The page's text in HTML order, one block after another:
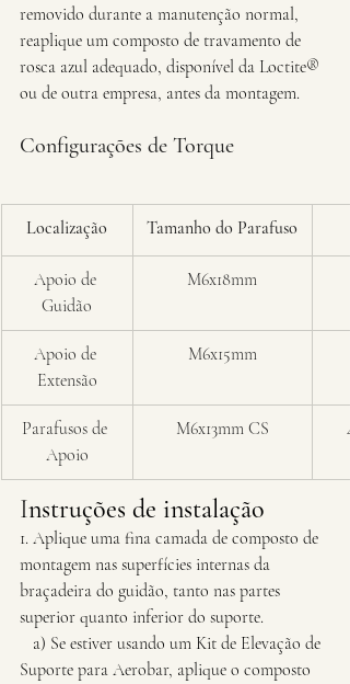
removido durante a manutenção normal,
reaplique um composto de travamento de
rosca azul adequado, disponível da Loctite®
ou de outra empresa, antes da montagem.
Configurações de Torque
Localização Tamanho do Parafuso
Apoio de
Guidão
M6x18mm
Apoio de
Extensão
M6x15mm
Parafusos de
Apoio
M6x13mm CS
Instruções de instalação
1. Aplique uma fina camada de composto de
montagem nas superfícies internas da
braçadeira do guidão, tanto nas partes
superior quanto inferior do suporte.
a) Se estiver usando um Kit de Elevação de
Suporte para Aerobar, aplique o composto